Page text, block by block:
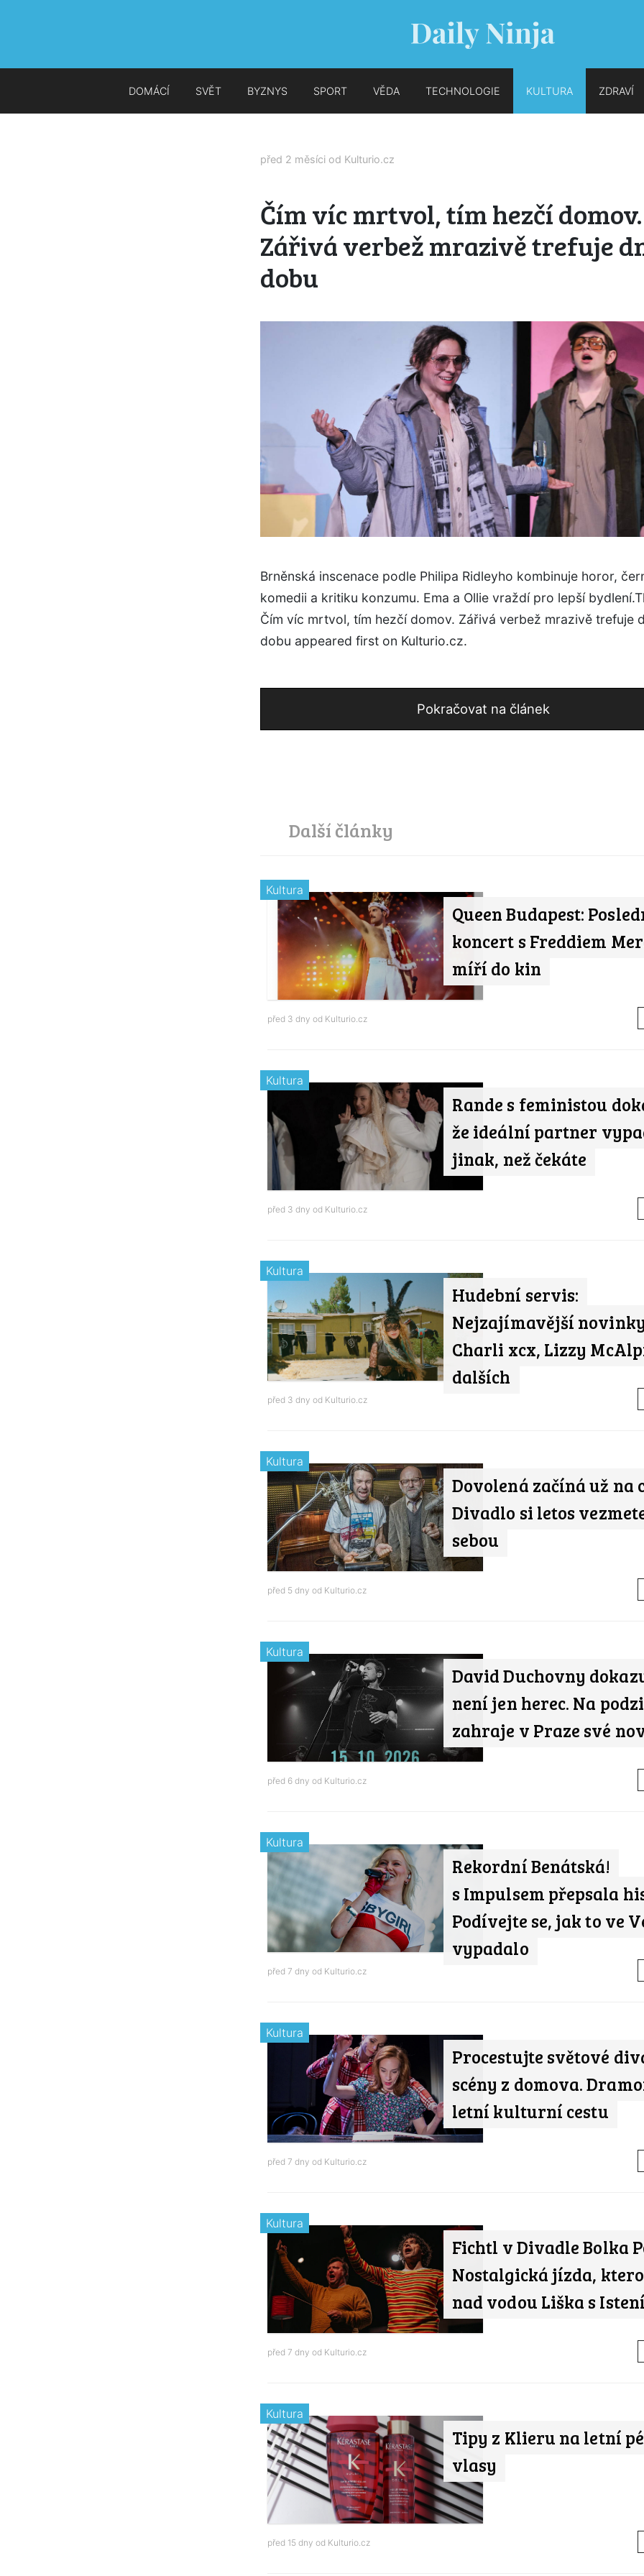
DOMÁCÍ SVĚT BYZNYS SPORT VĚDA TECHNOLOGIE KULTURA ZDRAVÍ
před 2 měsíci od Kulturio.cz
Čím víc mrtvol, tím hezčí domov.
Zářivá verbež mrazivě trefuje
dobu
Brněnská inscenace podle Philipa Ridleyho kombinuje horor,
komedii a kritiku konzumu. Ema a Ollie vraždí pro lepší
Čím víc mrtvol, tím hezčí domov. Zářivá verbež mrazivě trefuje
dobu appeared first on Kulturio.cz.
Pokračovat na článek
Další články
Queen Budapest:
koncert s Freddiem
míří do kin
Kultura
před 3 dny od Kulturio.cz
Rande s feministou
že ideální partner
jinak, než čekáte
Kultura
před 3 dny od Kulturio.cz
Hudební servis:
Nejzajímavější
Charli xcx, Lizzy
dalších
Kultura
před 3 dny od Kulturio.cz
Dovolená začíná už na
Divadlo si letos
sebou
Kultura
před 5 dny od Kulturio.cz
David Duchovny
není jen herec. Na
zahraje v Praze své
Kultura
před 6 dny od Kulturio.cz
Rekordní Benátská!
s Impulsem přepsala
Podívejte se, jak to ve
vypadalo
Kultura
před 7 dny od Kulturio.cz
Procestujte světové
scény z domova.
letní kulturní cestu
Kultura
před 7 dny od Kulturio.cz
Fichtl v Divadle Bolka
Nostalgická jízda,
nad vodou Liška s
Kultura
před 7 dny od Kulturio.cz
Tipy z Klieru na letní
vlasy
Kultura
před 15 dny od Kulturio.cz